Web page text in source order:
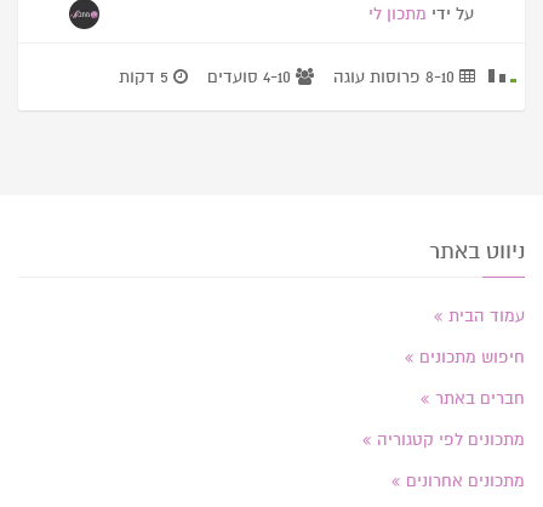
על ידי מתכון לי
ניווט באתר
עמוד הבית
חיפוש מתכונים
חברים באתר
מתכונים לפי קטגוריה
מתכונים אחרונים